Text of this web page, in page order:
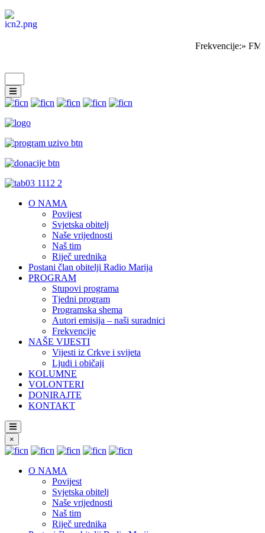
Frekvencije:»
O NAMA
Povijest
Svjetska obitelj
Naše vrijednosti
Naš tim
Riječ urednika
Postani član obitelji Radio Marija
PROGRAM
Stupovi programa
Tjedni program
Programska shema
Autori emisija – naši suradnici
Frekvencije
NAŠE VIJESTI
Vijesti iz Crkve i svijeta
Ljudi i običaji
KOLUMNE
VOLONTERI
DONIRAJTE
KONTAKT
×
O NAMA
Povijest
Svjetska obitelj
Naše vrijednosti
Naš tim
Riječ urednika